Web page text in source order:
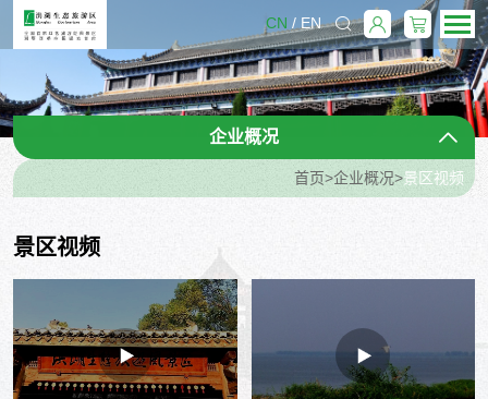
CN / EN
企业概况
首页>企业概况>景区视频
景区视频